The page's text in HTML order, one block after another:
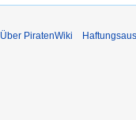
Über PiratenWiki